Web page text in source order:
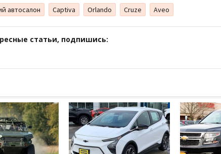
автосалон Captiva Orlando Cruze Aveo
статьи, подпишись: